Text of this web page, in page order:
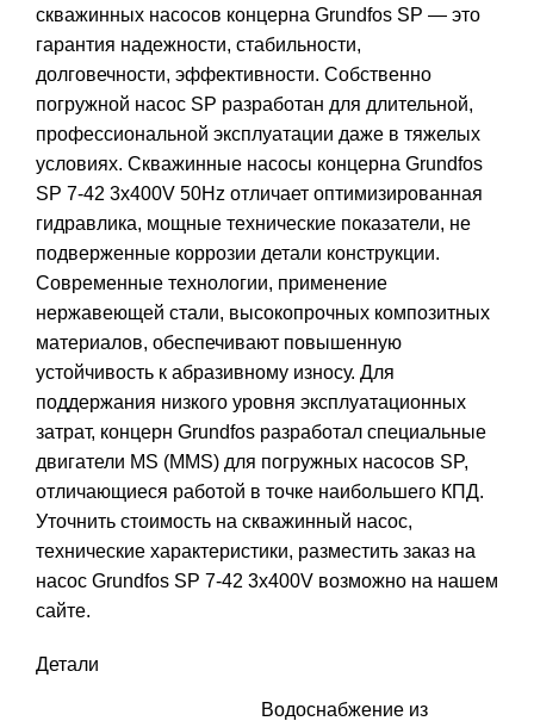
скважинных насосов концерна Grundfos SP — это
гарантия надежности, стабильности,
долговечности, эффективности. Собственно
погружной насос SP разработан для длительной,
профессиональной эксплуатации даже в тяжелых
условиях. Скважинные насосы концерна Grundfos
SP 7-42 3x400V 50Hz отличает оптимизированная
гидравлика, мощные технические показатели, не
подверженные коррозии детали конструкции.
Современные технологии, применение
нержавеющей стали, высокопрочных композитных
материалов, обеспечивают повышенную
устойчивость к абразивному износу. Для
поддержания низкого уровня эксплуатационных
затрат, концерн Grundfos разработал специальные
двигатели MS (MMS) для погружных насосов SP,
отличающиеся работой в точке наибольшего КПД.
Уточнить стоимость на скважинный насос,
технические характеристики, разместить заказ на
насос Grundfos SP 7-42 3x400V возможно на нашем
сайте.
Детали
Водоснабжение из